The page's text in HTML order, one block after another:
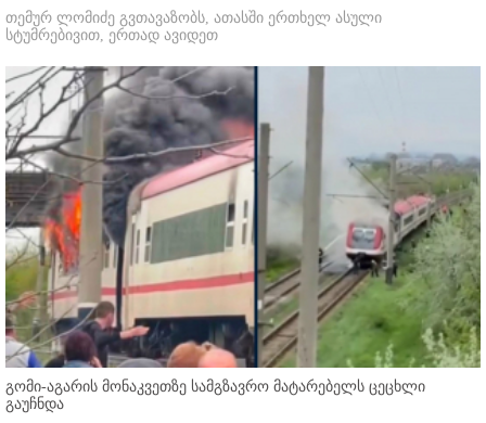
თემურ ლომიძე გვთავაზობს, ათასში ერთხელ ასული
სტუმრებივით, ერთად ავიდეთ
გომი-აგარის მონაკვეთზე სამგზავრო მატარებელს ცეცხლი
გაუჩნდა